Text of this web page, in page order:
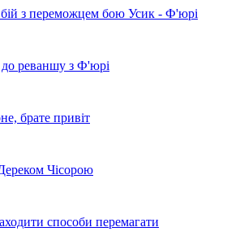
з переможцем бою Усик - Ф'юрі
реваншу з Ф'юрі
брате привіт
Чісорою
способи перемагати